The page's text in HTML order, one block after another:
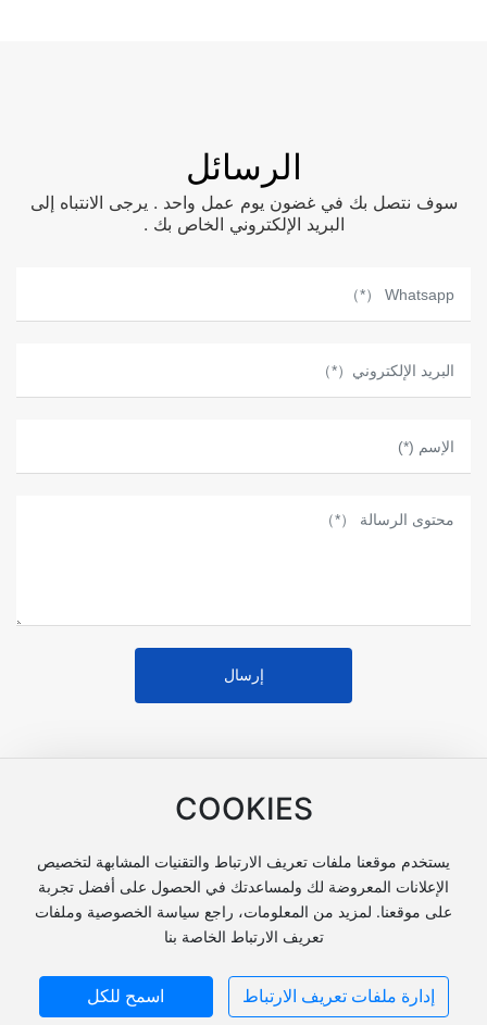
الرسائل
سوف نتصل بك في غضون يوم عمل واحد . يرجى الانتباه إلى
البريد الإلكتروني الخاص بك .
إرسال
Powered by www.300.cn
津ICP备11002854号-1
SEO
COOKIES
يستخدم موقعنا ملفات تعريف الارتباط والتقنيات المشابهة لتخصيص
الإعلانات المعروضة لك ولمساعدتك في الحصول على أفضل تجربة
على موقعنا. لمزيد من المعلومات، راجع سياسة الخصوصية وملفات
تعريف الارتباط الخاصة بنا
إدارة ملفات تعريف الارتباط اسمح للكل